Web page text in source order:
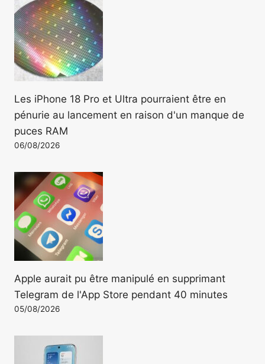
Les iPhone 18 Pro et Ultra pourraient être en
pénurie au lancement en raison d'un manque de
puces RAM
06/08/2026
Apple aurait pu être manipulé en supprimant
Telegram de l'App Store pendant 40 minutes
05/08/2026